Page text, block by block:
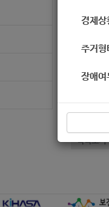
경제상
주거형
장애여
[일자
목록보기